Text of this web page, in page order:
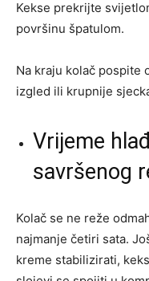
Kekse prekrijte
površinu špatulom.
Na kraju kolač pospite
izgled ili krupnije
Vrijeme
savršenog
Kolač se ne reže
najmanje četiri sata.
kreme stabilizirati,